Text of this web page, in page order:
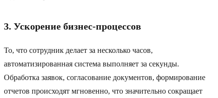
3. Ускорение бизнес-процессов
То, что сотрудник делает за несколько часов,
автоматизированная система выполняет за секунды.
Обработка заявок, согласование документов, формирование
отчетов происходят мгновенно, что значительно сокращает